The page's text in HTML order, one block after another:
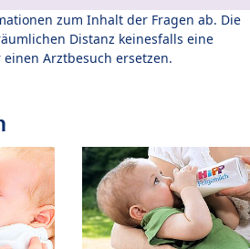
zum Inhalt der Fragen ab. Die
Distanz keinesfalls eine
Arztbesuch ersetzen.